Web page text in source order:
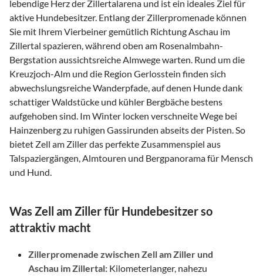
lebendige Herz der Zillertalarena und ist ein ideales Ziel für
aktive Hundebesitzer. Entlang der Zillerpromenade können
Sie mit Ihrem Vierbeiner gemütlich Richtung Aschau im
Zillertal spazieren, während oben am Rosenalmbahn-
Bergstation aussichtsreiche Almwege warten. Rund um die
Kreuzjoch-Alm und die Region Gerlosstein finden sich
abwechslungsreiche Wanderpfade, auf denen Hunde dank
schattiger Waldstücke und kühler Bergbäche bestens
aufgehoben sind. Im Winter locken verschneite Wege bei
Hainzenberg zu ruhigen Gassirunden abseits der Pisten. So
bietet Zell am Ziller das perfekte Zusammenspiel aus
Talspaziergängen, Almtouren und Bergpanorama für Mensch
und Hund.
Was Zell am Ziller für Hundebesitzer so
attraktiv macht
Zillerpromenade zwischen Zell am Ziller und
Aschau im Zillertal: Kilometerlanger, nahezu